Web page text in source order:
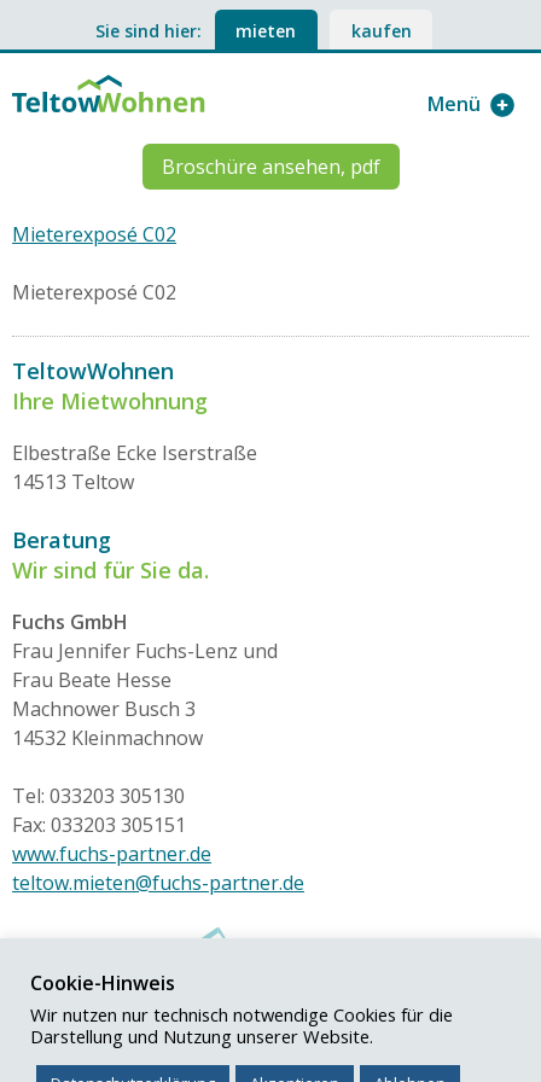
Sie sind hier: mieten kaufen
Menü
Broschüre ansehen, pdf
Mieterexposé C02
Mieterexposé C02
TeltowWohnen
Ihre Mietwohnung
Elbestraße Ecke Iserstraße
14513 Teltow
Beratung
Wir sind für Sie da.
Fuchs GmbH
Frau Jennifer Fuchs-Lenz und
Frau Beate Hesse
Machnower Busch 3
14532 Kleinmachnow
Tel: 033203 305130
Fax: 033203 305151
www.fuchs-partner.de
teltow.mieten@fuchs-partner.de
© Fuchs+Partner GmbH
Impressum|Datenschutz
Cookie-Hinweis
Wir nutzen nur technisch notwendige Cookies für die
Darstellung und Nutzung unserer Website.